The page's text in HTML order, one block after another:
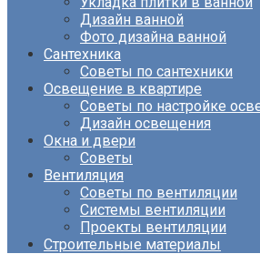
Дизайн ванной
Фото дизайна ванной
Сантехника
Советы по сантехники
Освещение в квартире
Советы по настройке
Дизайн освещения
Окна и двери
Советы
Вентиляция
Советы по вентиляции
Системы вентиляции
Проекты вентиляции
Строительные материалы